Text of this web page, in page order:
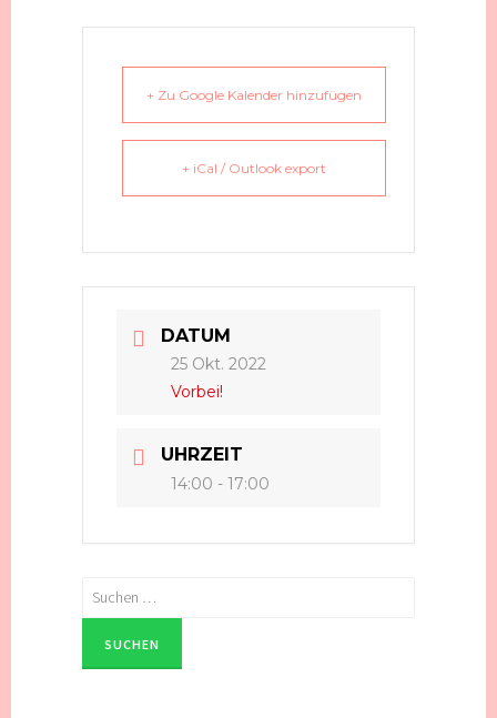
+ Zu Google Kalender hinzufügen
+ iCal / Outlook export
DATUM
25 Okt. 2022
Vorbei!
UHRZEIT
14:00 - 17:00
Suchen
nach: